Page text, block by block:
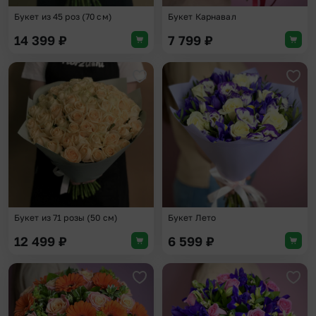
Букет из 45 роз (70 см)
14 399 ₽
Букет Карнавал
7 799 ₽
Добавить в избранное
Букет из 71 розы (50 см)
12 499 ₽
Букет Лето
6 599 ₽
Добавить в избранное